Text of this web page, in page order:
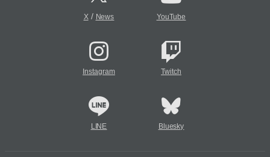
X/ News YouTube
Instagram Twitch
LINE Bluesky